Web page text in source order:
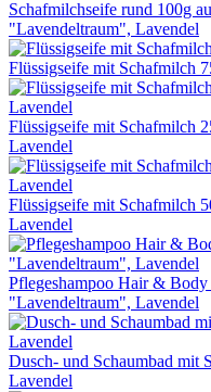
Schafmilchseife rund 100g
"Lavendeltraum", Lavendel
Flüssigseife mit Schafmilch
Flüssigseife mit Schafmilch
Lavendel
Flüssigseife mit Schafmilch
Lavendel
Pflegeshampoo Hair &
"Lavendeltraum", Lavendel
Dusch- und Schaumbad mit
Lavendel